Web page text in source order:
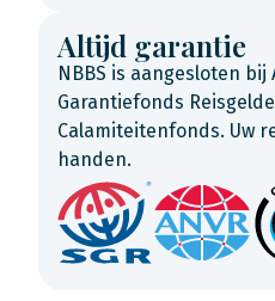
Altijd garantie
NBBS is aangesloten bij
Garantiefonds
Calamiteitenfonds. Uw
handen.